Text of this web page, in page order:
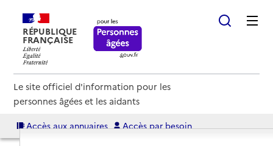
RÉPUBLIQUE
FRANÇAISE
Le site officiel d'information pour les
personnes âgées et les aidants
Accès aux annuaires Accès par besoin